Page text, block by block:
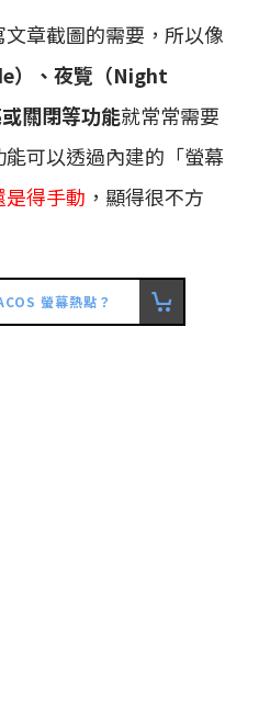
章截圖的需要，所以像
）、夜覽（Night
關閉等功能就常常需要
可以透過內建的「螢幕
是得手動 ，顯得很不方
螢幕熱點？